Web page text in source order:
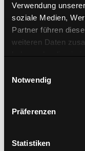
Verwendung
soziale Medien,
Partner führen
weiteren Daten
haben oder die sie
Notwendig
Präferenzen
Statistiken
Bahnbrechende
bewährte
Wagner
Sitzgefühl. Das
Stuhlunterteil.
Gelenk dafür,
sanften